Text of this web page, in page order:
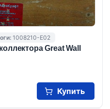
1008210-E02
Great Wall
Купить